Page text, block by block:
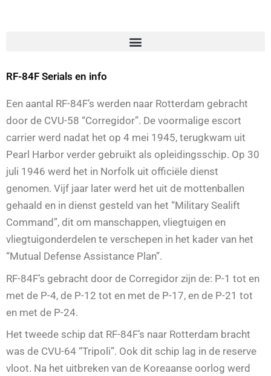
RF-84F Serials en info
Een aantal RF-84F’s werden naar Rotterdam gebracht
door de CVU-58 “Corregidor”. De voormalige escort
carrier werd nadat het op 4 mei 1945, terugkwam uit
Pearl Harbor verder gebruikt als opleidingsschip. Op 30
juli 1946 werd het in Norfolk uit officiële dienst
genomen. Vijf jaar later werd het uit de mottenballen
gehaald en in dienst gesteld van het “Military Sealift
Command”, dit om manschappen, vliegtuigen en
vliegtuigonderdelen te verschepen in het kader van het
“Mutual Defense Assistance Plan”.
RF-84F’s gebracht door de Corregidor zijn de: P-1 tot en
met de P-4, de P-12 tot en met de P-17, en de P-21 tot
en met de P-24.
Het tweede schip dat RF-84F’s naar Rotterdam bracht
was de CVU-64 “Tripoli”. Ook dit schip lag in de reserve
vloot. Na het uitbreken van de Koreaanse oorlog werd